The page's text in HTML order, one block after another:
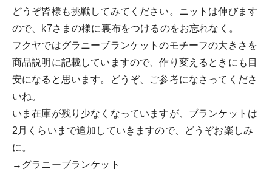
どうぞ皆様も挑戦してみてください。ニットは伸びます
ので、k7さまの様に裏布をつけるのをお忘れなく。
フクヤではグラニーブランケットのモチーフの大きさを
商品説明に記載していますので、作り変えるときにも目
安になると思います。どうぞ、ご参考になさってくださ
いね。
いま在庫が残り少なくなっていますが、ブランケットは
2月くらいまで追加していきますので、どうぞお楽しみ
に。
→グラニーブランケット